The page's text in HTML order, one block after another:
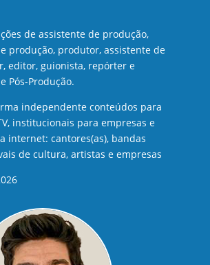
de assistente de produção,
produção, produtor, assistente de
editor, guionista, repórter e
Pós-Produção.
independente conteúdos para
institucionais para empresas e
internet: cantores(as), bandas
de cultura, artistas e empresas